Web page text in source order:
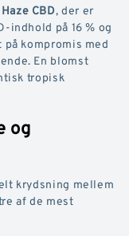
CBD, der er
indhold på 16 % og
kompromis med
En blomst
tropisk
og
krydsning mellem
af de mest